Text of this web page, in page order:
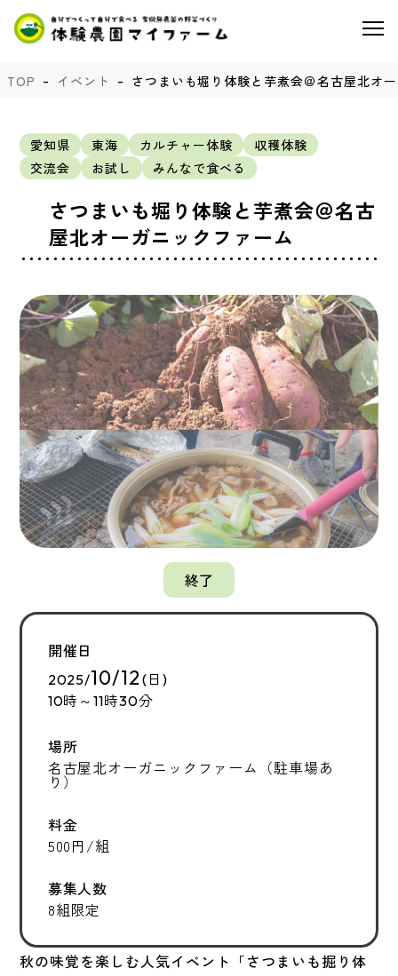
TOP イベント さつまいも堀り体験と芋煮会＠名古屋北オ
愛知県 東海 カルチャー体験
収穫体験
交流会
お試し みんなで食べる
さつまいも堀り体験と芋煮会＠名古
屋北オーガニックファーム
終了
開催日
2025/10/12 (日)
10時～11時30分
場所
名古屋北オーガニックファーム（駐車場あ
り）
料金
500円/組
募集人数
8組限定
秋の味覚を楽しむ人気イベント「さつまいも掘り体